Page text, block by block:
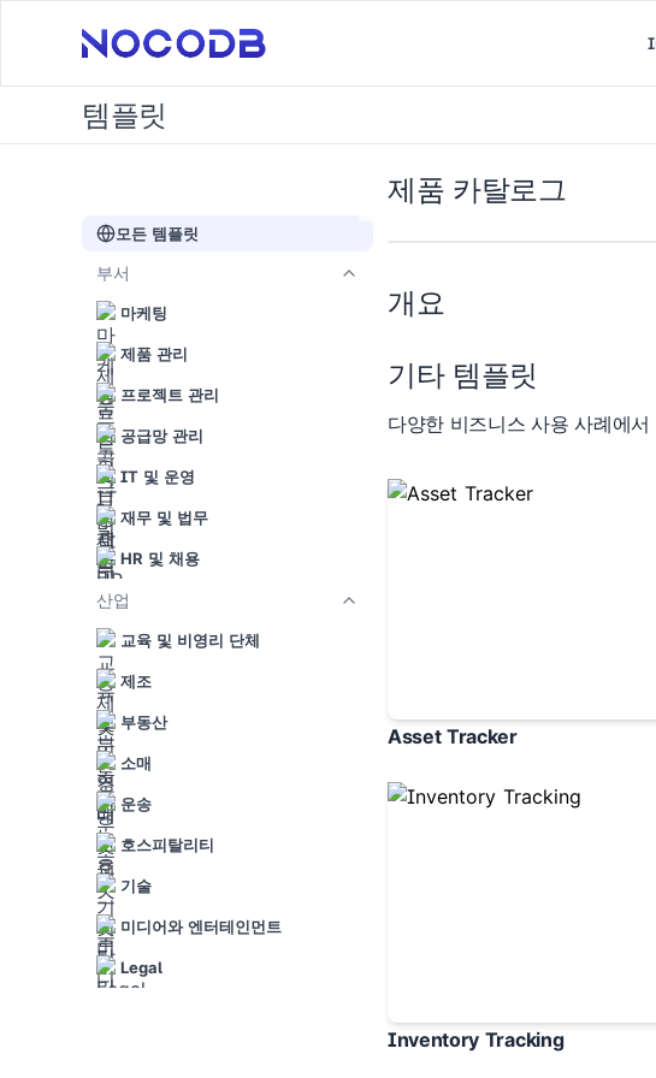
템플릿
모든 템플릿
부서
마케팅
제품 관리
프로젝트 관리
공급망 관리
IT 및 운영
재무 및 법무
HR 및 채용
산업
교육 및 비영리 단체
제조
부동산
소매
운송
호스피탈리티
기술
미디어와 엔터테인먼트
Legal
제품 카탈로그
개요
기타 템플릿
다양한 비즈니스 사용 사례에
Asset Tracker
Inventory Tracking